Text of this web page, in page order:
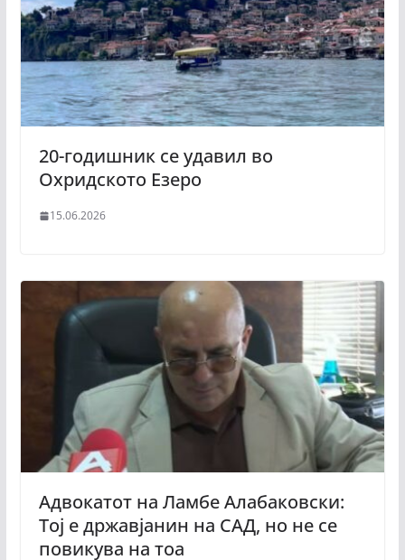
20-годишник се удавил во
Охридското Езеро
15.06.2026
Адвокатот на Ламбе Алабаковски:
Тој е државјанин на САД, но не се
повикува на тоа